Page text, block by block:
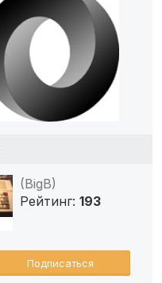
(BigB)
Рейтинг: 193
Подписаться